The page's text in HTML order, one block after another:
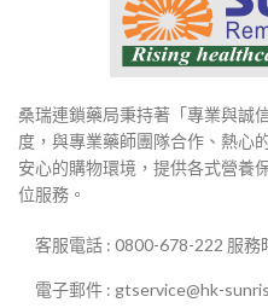
桑瑞連鎖藥局秉持著「專業與誠
度，與專業藥師團隊合作、熱心
安心的購物環境，提供各式營養
位服務。
客服電話 : 0800-678-222 服
電子郵件 : gtservice@hk-